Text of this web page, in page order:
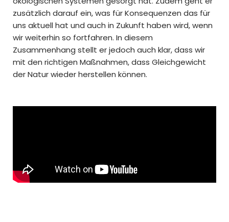
zusätzlich darauf ein, was für Konsequenzen das für
uns aktuell hat und auch in Zukunft haben wird, wenn
wir weiterhin so fortfahren. In diesem
Zusammenhang stellt er jedoch auch klar, dass wir
mit den richtigen Maßnahmen, dass Gleichgewicht
der Natur wieder herstellen können.